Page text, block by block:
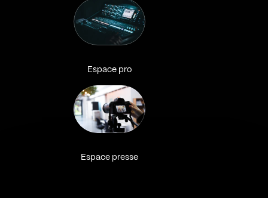
Espace pro
Espace presse